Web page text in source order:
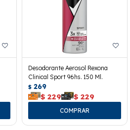
Desodorante Aerosol Rexona
Clinical Sport 96hs. 150 Ml.
$ 269
$ 229 $ 229